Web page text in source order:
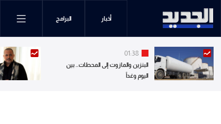
أخبار البرامج
01:38
البنزين والمازوت إلى المحطات.. بين
اليوم وغداً